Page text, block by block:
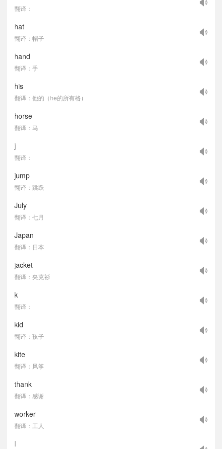
翻译：
hat
翻译：帽子
hand
翻译：手
his
翻译：他的（he的所有格）
horse
翻译：马
j
翻译：
jump
翻译：跳跃
July
翻译：七月
Japan
翻译：日本
jacket
翻译：夹克衫
k
翻译：
kid
翻译：孩子
kite
翻译：风筝
thank
翻译：感谢
worker
翻译：工人
l